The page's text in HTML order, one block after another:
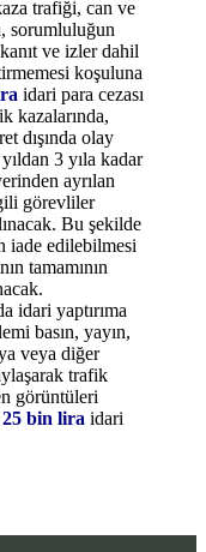
trafiği, can ve
sorumluluğun
ve izler dahil
koşuluna
idari para cezası
kazalarında,
dışında olay
3 yıla kadar
ayrılan
görevliler
Bu şekilde
iade edilebilmesi
tamamının
idari yaptırıma
basın, yayın,
veya diğer
trafik
görüntüleri
25 bin lira idari